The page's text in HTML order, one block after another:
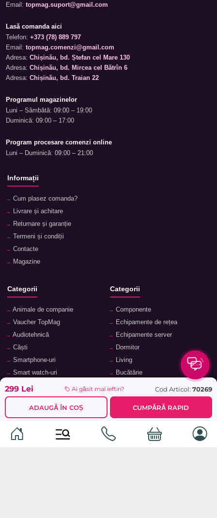
299 Lei Ai găsit mai ieftin? Cod Articol: 70269
ADAUGĂ ÎN COȘ CUMPĂRĂ RAPID
Email: topmag.suport@gmail.com
Lasă comanda aici
Telefon: +373 (78) 889 797
Email: topmag.comenzi@gmail.com
Adresa: Chișinău, bd. Ștefan cel Mare 130
Adresa: Chișinău, bd. Mircea cel Bătrîn 6
Adresa: Chișinău, bd. Traian 22
Programul magazinelor
Luni – Sâmbătă: 09:00 – 19:00
Duminică: 09:00 – 17:00
Program procesare comenzi online
Luni – Duminică: 09:00 – 21:00
Informații
Cum plasez comanda?
Livrare și achitare
Returnare și garanție
Termeni și condiții
Contacte
Magazine
Categorii
Animale de companie
Vaucher TopMag
Audiotehnică
Căști
Smartphone-uri
Smart watch-uri
Telefoane mobile
Ochelari inteligenți
Software
Laptopuri și accesorii
Categorii
Componente
Echipamente de rețea
Echipamente server
Dormitor
Living
Bucătărie
Hol
Cameră copii
Birou și cabinet
etajere